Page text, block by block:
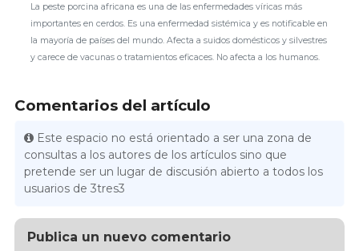
La peste porcina africana es una de las enfermedades víricas más
importantes en cerdos. Es una enfermedad sistémica y es notificable en
la mayoría de países del mundo. Afecta a suidos domésticos y silvestres
y carece de vacunas o tratamientos eficaces. No afecta a los humanos.
Comentarios del artículo
Este espacio no está orientado a ser una zona de
consultas a los autores de los artículos sino que
pretende ser un lugar de discusión abierto a todos los
usuarios de 3tres3
Publica un nuevo comentario